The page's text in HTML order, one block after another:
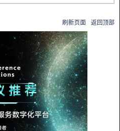
刷新页面 返回顶部